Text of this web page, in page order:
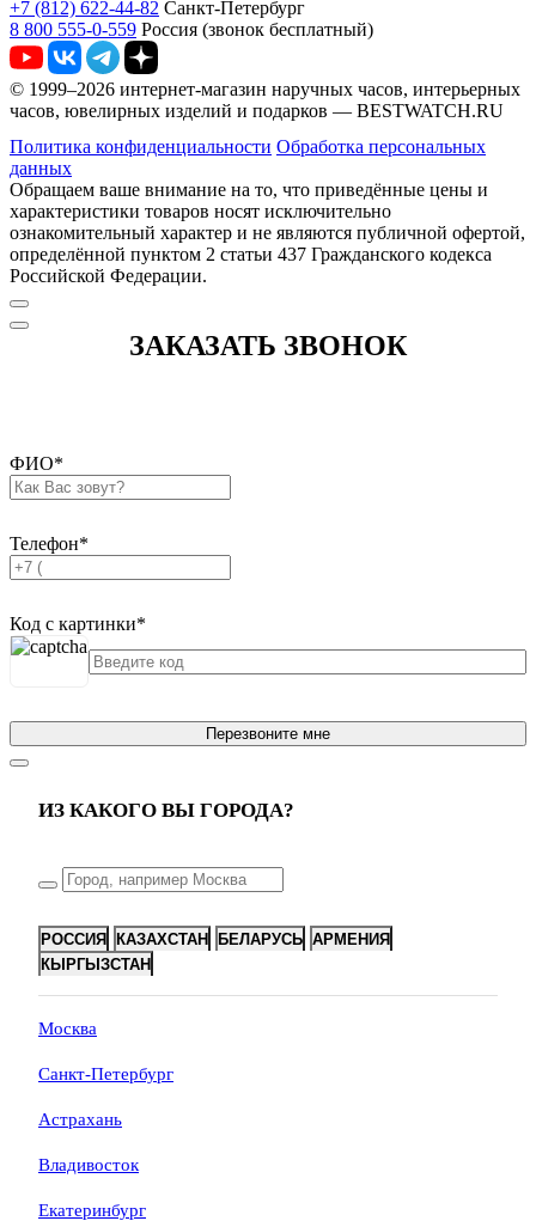
+7 (812) 622-44-82 Санкт-Петербург
8 800 555-0-559 Россия (звонок бесплатный)
© 1999–2026 интернет-магазин наручных часов, интерьерных
часов, ювелирных изделий и подарков — BESTWATCH.RU
Политика конфиденциальности Обработка персональных
данных
Обращаем ваше внимание на то, что приведённые цены и
характеристики товаров носят исключительно
ознакомительный характер и не являются публичной офертой,
определённой пунктом 2 статьи 437 Гражданского кодекса
Российской Федерации.
ЗАКАЗАТЬ ЗВОНОК
ФИО*
Телефон*
Код с картинки*
Перезвоните мне
ИЗ КАКОГО ВЫ ГОРОДА?
РОССИЯ КАЗАХСТАН БЕЛАРУСЬ АРМЕНИЯ
КЫРГЫЗСТАН
Москва
Санкт-Петербург
Астрахань
Владивосток
Екатеринбург